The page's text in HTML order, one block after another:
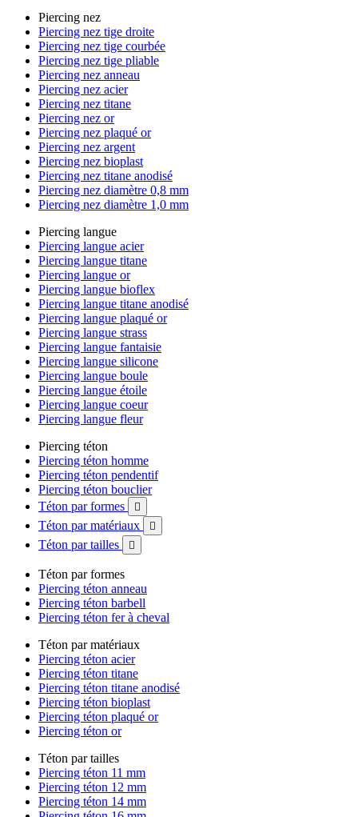
Piercing nez
Piercing nez tige droite
Piercing nez tige courbée
Piercing nez tige pliable
Piercing nez anneau
Piercing nez acier
Piercing nez titane
Piercing nez or
Piercing nez plaqué or
Piercing nez argent
Piercing nez bioplast
Piercing nez titane anodisé
Piercing nez diamètre 0,8 mm
Piercing nez diamètre 1,0 mm
Piercing langue
Piercing langue acier
Piercing langue titane
Piercing langue or
Piercing langue bioflex
Piercing langue titane anodisé
Piercing langue plaqué or
Piercing langue strass
Piercing langue fantaisie
Piercing langue silicone
Piercing langue boule
Piercing langue étoile
Piercing langue coeur
Piercing langue fleur
Piercing téton
Piercing téton homme
Piercing téton pendentif
Piercing téton bouclier
Téton par formes

Téton par matériaux 
Téton par tailles 
Téton par formes
Piercing téton anneau
Piercing téton barbell
Piercing téton fer à cheval
Téton par matériaux
Piercing téton acier
Piercing téton titane
Piercing téton titane anodisé
Piercing téton bioplast
Piercing téton plaqué or
Piercing téton or
Téton par tailles
Piercing téton 11 mm
Piercing téton 12 mm
Piercing téton 14 mm